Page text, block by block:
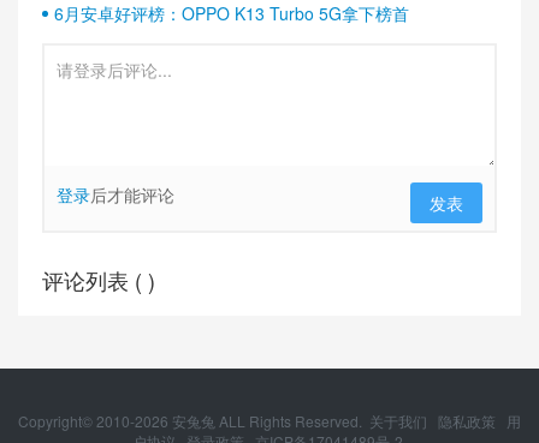
6月安卓好评榜：OPPO K13 Turbo 5G拿下榜首
登录后才能评论 发表
评论列表 ( )
Copyright© 2010-2026 安兔兔 ALL Rights Reserved. 关于我们 隐私政策
用